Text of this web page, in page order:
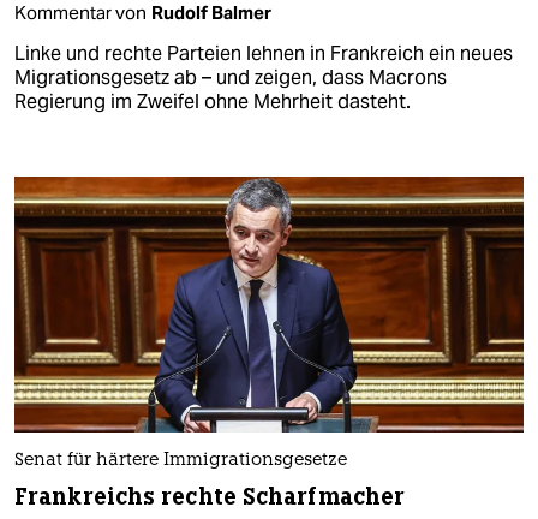
Kommentar von Rudolf Balmer
Linke und rechte Parteien lehnen in Frankreich ein neues
Migrationsgesetz ab – und zeigen, dass Macrons
Regierung im Zweifel ohne Mehrheit dasteht.
Senat für härtere Immigrationsgesetze
Frankreichs rechte Scharfmacher